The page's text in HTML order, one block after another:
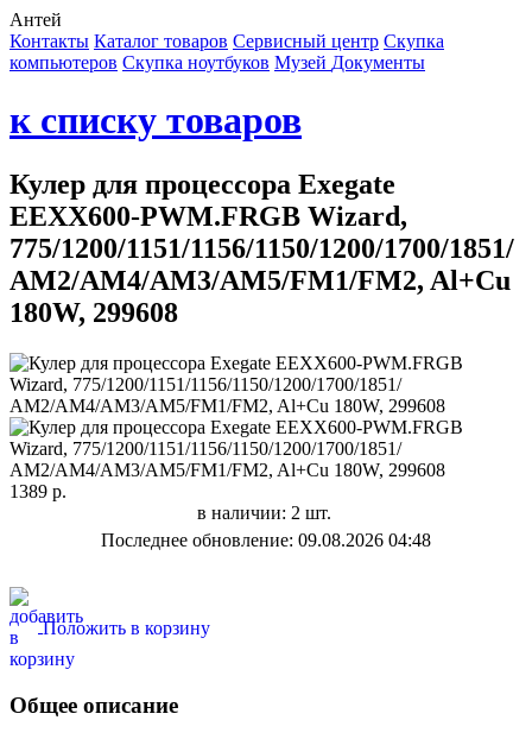
Антей
Контакты Каталог товаров Сервисный центр Cкупка
компьютеров Cкупка ноутбуков Музей Документы
к списку товаров
Кулер для процессора Exegate
EEXX600-PWM.FRGB Wizard,
775/1200/1151/1156/1150/1200/1700/1851/
АМ2/AM4/AM3/АМ5/FM1/FM2, Al+Cu
180W, 299608
1389 р.
в наличии: 2 шт.
Последнее обновление: 09.08.2026 04:48
Положить в корзину
Общее описание